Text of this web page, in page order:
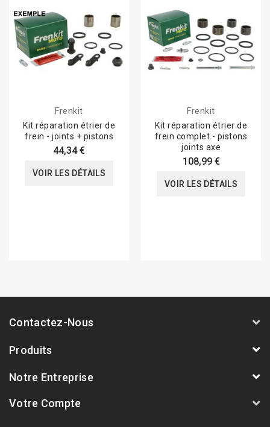
Frenkit
Kit réparation étrier de
frein - joints + pistons
44,34 €
VOIR LES DÉTAILS
Frenkit
Kit réparation étrier de
frein complet - pistons
joints axe
108,99 €
VOIR LES DÉTAILS
Contactez-Nous
Produits
Notre Entreprise
Votre Compte